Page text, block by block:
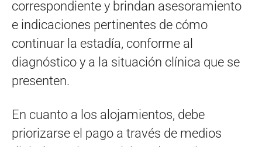
correspondiente y brindan asesoramiento
e indicaciones pertinentes de cómo
continuar la estadía, conforme al
diagnóstico y a la situación clínica que se
presenten.
En cuanto a los alojamientos, debe
priorizarse el pago a través de medios